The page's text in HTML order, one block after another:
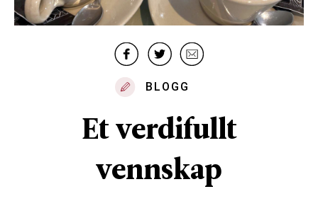
BLOGG
Et verdifullt
vennskap